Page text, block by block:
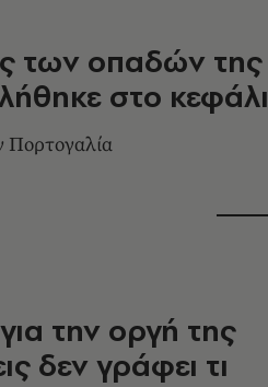
των οπαδών της
στο κεφάλι
Πορτογαλία
την οργή της
δεν γράφει τι